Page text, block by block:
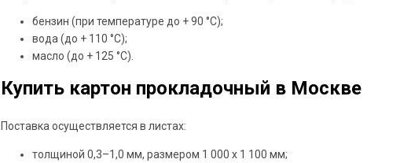
бензин (при температуре до + 90 °С);
вода (до + 110 °С);
масло (до + 125 °С).
Купить картон прокладочный в Москве
Поставка осуществляется в листах:
толщиной 0,3–1,0 мм, размером 1 000 х 1 100 мм;